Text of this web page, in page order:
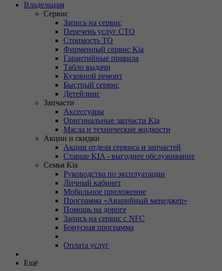
Владельцам
Сервис
Запись на сервис
Перечень услуг СТО
Стоимость ТО
Фирменный сервис Kia
Гарантийные правила
Табло выдачи
Кузовной ремонт
Быстрый сервис
Детейлинг
Запчасти
Аксессуары
Оригинальные запчасти Kia
Масла и технические жидкости
Акции и скидки
Акции отдела сервиса и запчастей
Старше KIA - выгоднее обслуживание
Семья Kia
Руководства по эксплуатации
Личный кабинет
Мобильное приложение
Программа «Аварийный менеджер»
Помощь на дороге
Запись на сервис с NFC
Бонусная программа
Оплата услуг
Ещё